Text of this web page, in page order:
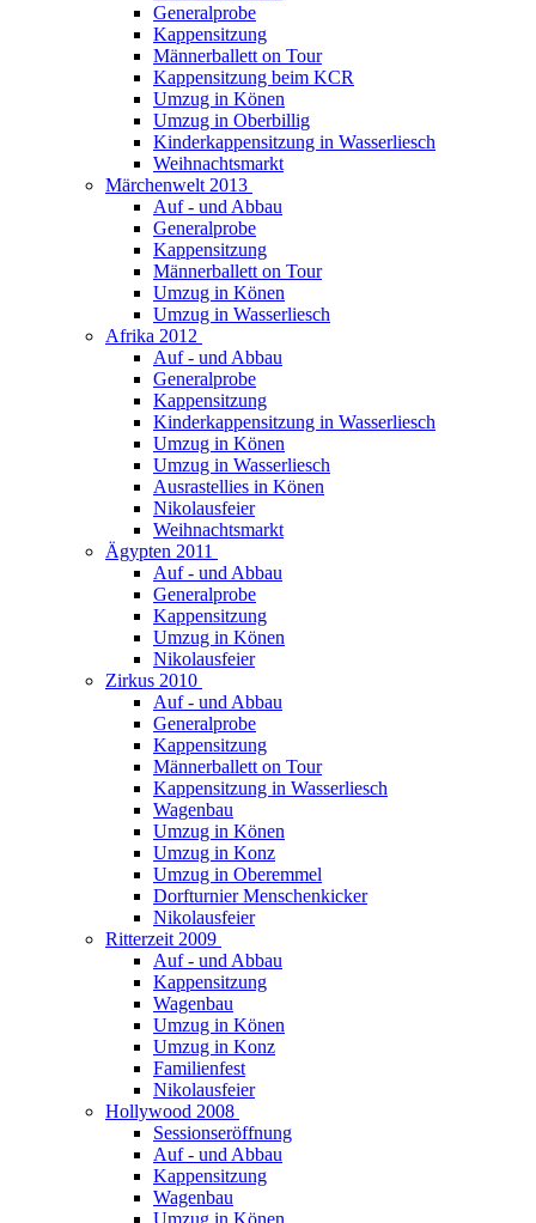
Generalprobe
Kappensitzung
Männerballett on Tour
Kappensitzung beim KCR
Umzug in Könen
Umzug in Oberbillig
Kinderkappensitzung in Wasserliesch
Weihnachtsmarkt
Märchenwelt 2013
Auf - und Abbau
Generalprobe
Kappensitzung
Männerballett on Tour
Umzug in Könen
Umzug in Wasserliesch
Afrika 2012
Auf - und Abbau
Generalprobe
Kappensitzung
Kinderkappensitzung in Wasserliesch
Umzug in Könen
Umzug in Wasserliesch
Ausrastellies in Könen
Nikolausfeier
Weihnachtsmarkt
Ägypten 2011
Auf - und Abbau
Generalprobe
Kappensitzung
Umzug in Könen
Nikolausfeier
Zirkus 2010
Auf - und Abbau
Generalprobe
Kappensitzung
Männerballett on Tour
Kappensitzung in Wasserliesch
Wagenbau
Umzug in Könen
Umzug in Konz
Umzug in Oberemmel
Dorfturnier Menschenkicker
Nikolausfeier
Ritterzeit 2009
Auf - und Abbau
Kappensitzung
Wagenbau
Umzug in Könen
Umzug in Konz
Familienfest
Nikolausfeier
Hollywood 2008
Sessionseröffnung
Auf - und Abbau
Kappensitzung
Wagenbau
Umzug in Könen